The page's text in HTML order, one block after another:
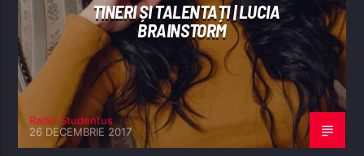
TINERI ȘI TALENTAȚI | LUCIA
BRAINSTORM
Radio Studentus
26 DECEMBRIE 2017